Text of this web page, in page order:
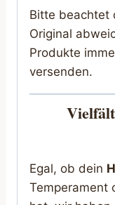
Bitte beachtet
Original
Produkte
versenden.
Egal, ob dein
Temperament